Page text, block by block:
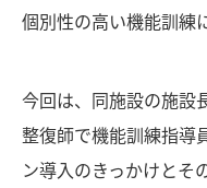
個別性の高い機能訓練
今回は、同施設の施設
整復師で機能訓練指導
ン導入のきっかけとそ